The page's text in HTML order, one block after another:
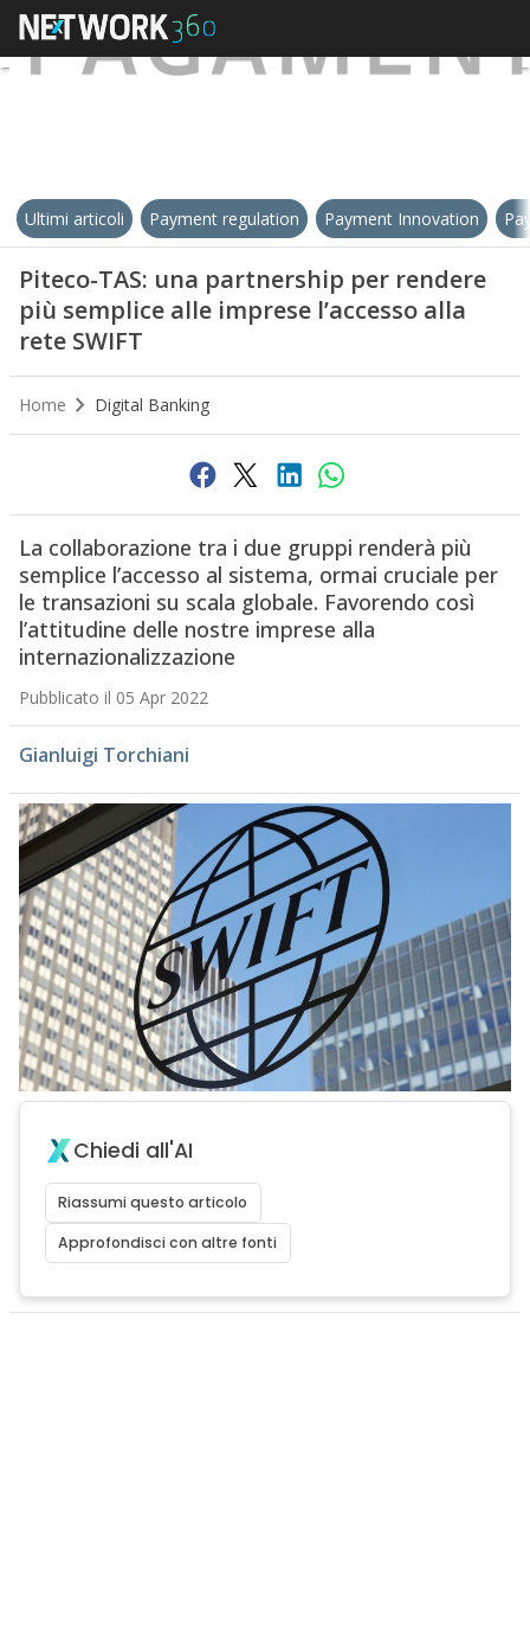
Ultimi articoli Payment regulation Payment Innovation
Piteco-TAS: una partnership per rendere
più semplice alle imprese l’accesso alla
rete SWIFT
Home Digital Banking
La collaborazione tra i due gruppi renderà più
semplice l’accesso al sistema, ormai cruciale per
le transazioni su scala globale. Favorendo così
l’attitudine delle nostre imprese alla
internazionalizzazione
Pubblicato il 05 Apr 2022
Gianluigi Torchiani
Chiedi all'AI
Riassumi questo articolo
Approfondisci con altre fonti